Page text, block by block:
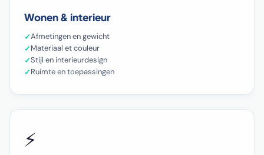
Wonen & interieur
Afmetingen en gewicht
Materiaal et couleur
Stijl en interieurdesign
Ruimte en toepassingen
⚡